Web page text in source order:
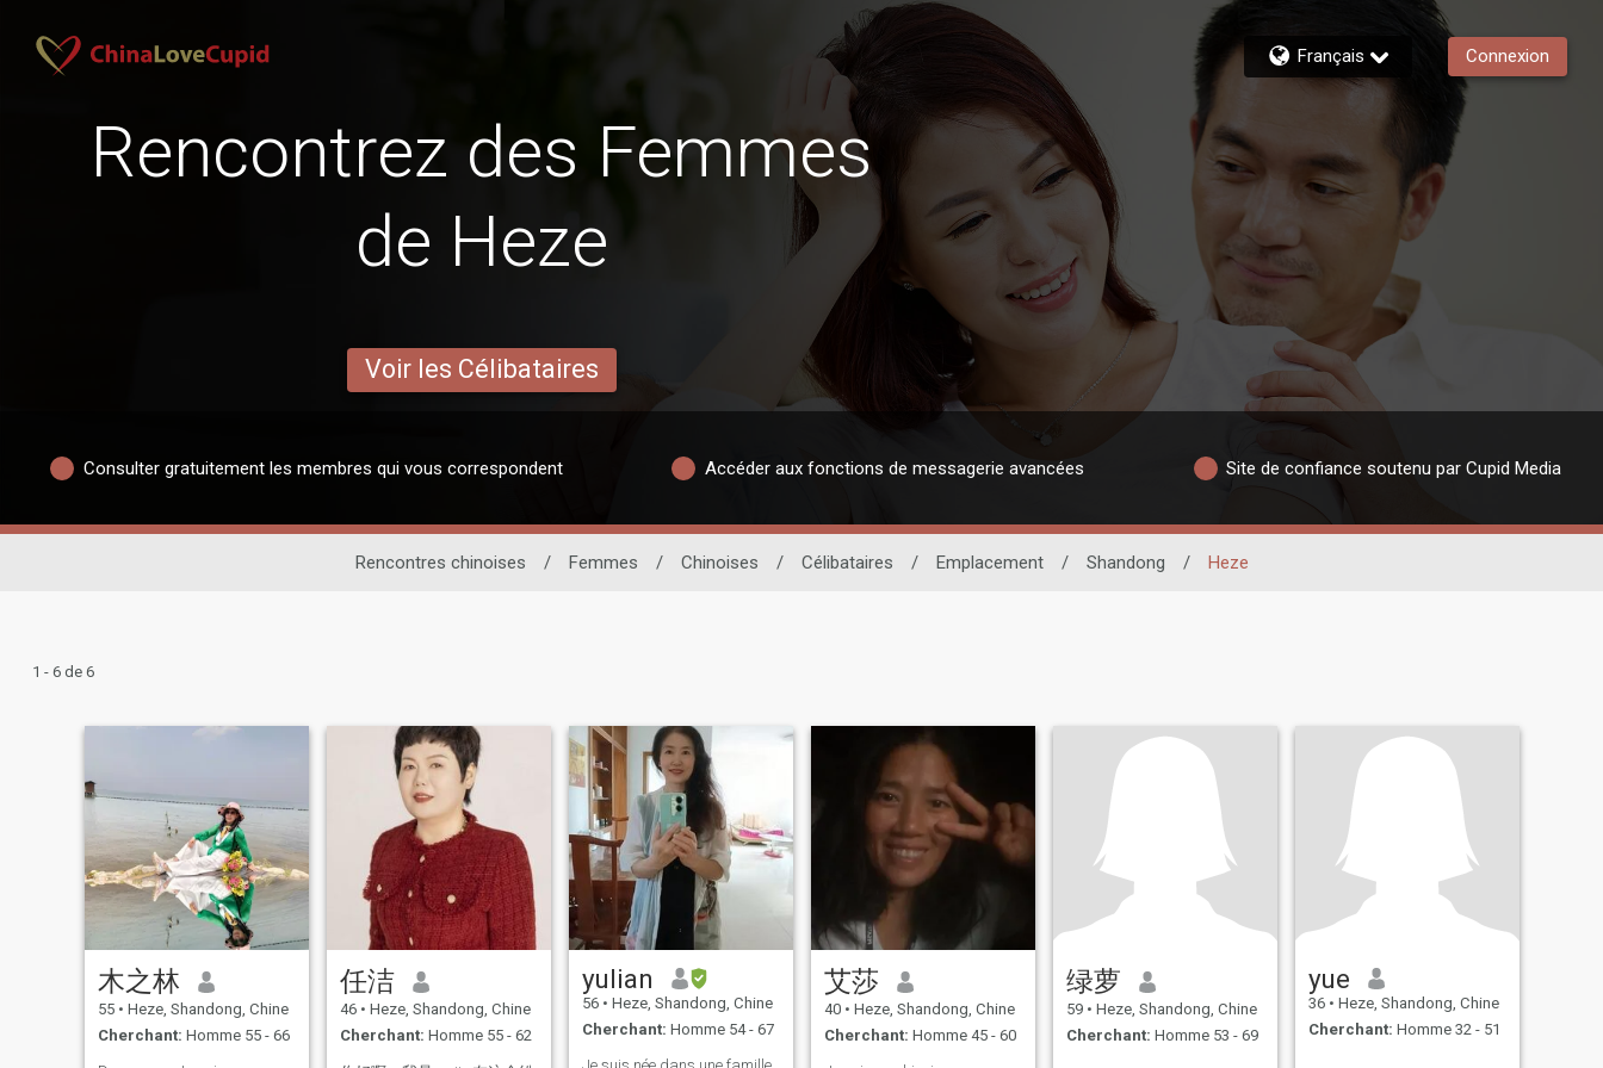
Français Connexion
Rencontrez des Femmes
de Heze
Voir les Célibataires
Consulter gratuitement les membres qui vous correspondent Accéder aux fonctions de messagerie avancées Site de confiance soutenu par Cupid Media
Rencontres chinoises / Femmes / Chinoises / Célibataires / Emplacement / Shandong / Heze
1 - 6 de 6
木之林
55 • Heze, Shandong, Chine
Cherchant: Homme 55 - 66
任洁
46 • Heze, Shandong, Chine
Cherchant: Homme 55 - 62
yulian
56 • Heze, Shandong, Chine
Cherchant: Homme 54 - 67
艾莎
40 • Heze, Shandong, Chine
Cherchant: Homme 45 - 60
绿萝
59 • Heze, Shandong, Chine
Cherchant: Homme 53 - 69
yue
36 • Heze, Shandong, Chine
Cherchant: Homme 32 - 51